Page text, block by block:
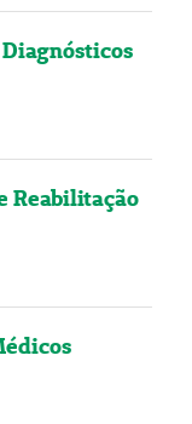
Reabilitação